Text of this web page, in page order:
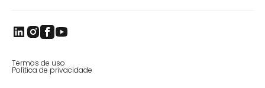
Termos de uso
Política de privacidade